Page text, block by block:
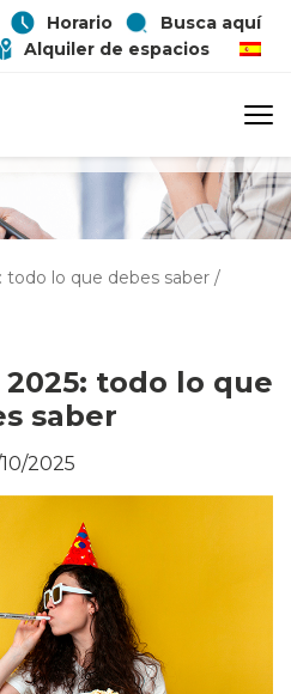
Horario
Busca aquí
Alquiler de espacios
2025: TODO LO
todo lo que debes saber /
todo lo que
saber
2025